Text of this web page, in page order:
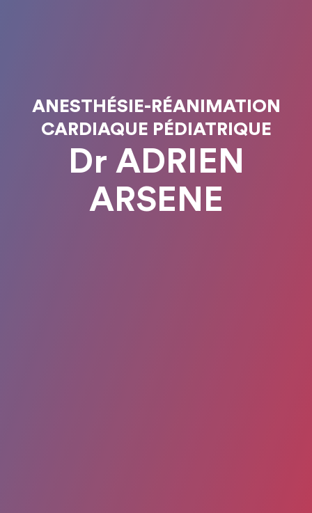
ANESTHÉSIE-RÉANIMATION
CARDIAQUE PÉDIATRIQUE
Dr ADRIEN
ARSENE